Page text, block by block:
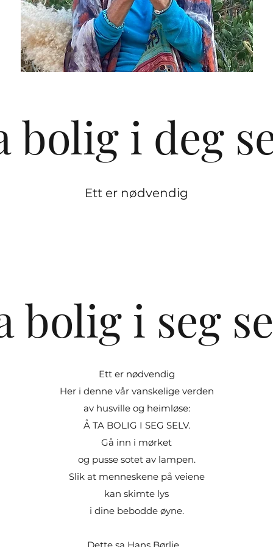
bolig i deg
Ett er nødvendig
bolig i seg
Ett er nødvendig
Her i denne vår vanskelige verden
av husville og heimløse:
Å TA BOLIG I SEG SELV.
Gå inn i mørket
og pusse sotet av lampen.
Slik at menneskene på veiene
kan skimte lys
i dine bebodde øyne.